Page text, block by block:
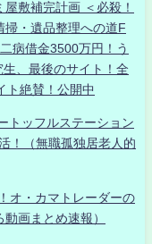
敷補完計画 ＜必殺！
掃・遺品整理への道F
病借金3500万円！う
、最後のサイト！全
ト絶賛！公開中
トッフルステーション
！（無職孤独居老人的
オ・カマトレーダーの
画まとめ速報）